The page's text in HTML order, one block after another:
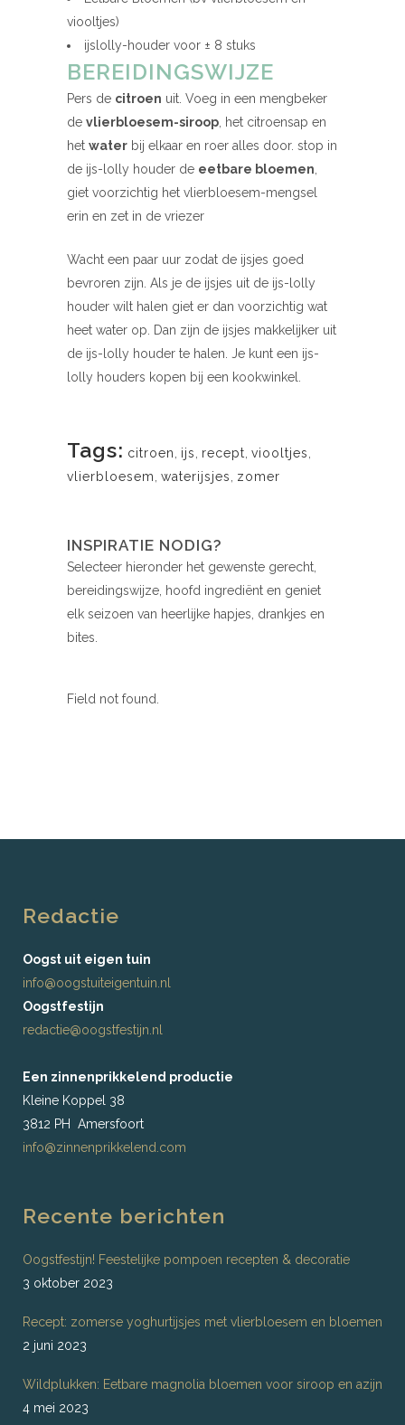
viooltjes)
ijslolly-houder voor ± 8 stuks
BEREIDINGSWIJZE
Pers de citroen uit. Voeg in een mengbeker
de vlierbloesem-siroop , het citroensap en
het water bij elkaar en roer alles door. stop in
de ijs-lolly houder de eetbare bloemen
giet voorzichtig het vlierbloesem-mengsel
erin en zet in de vriezer
Wacht een paar uur zodat de ijsjes goed
bevroren zijn. Als je de ijsjes uit de ijs-lolly
houder wilt halen giet er dan voorzichtig wat
heet water op. Dan zijn de ijsjes makkelijker uit
de ijs-lolly houder te halen. Je kunt een ijs-
lolly houders kopen bij een kookwinkel.
Tags: citroen ijs recept viooltjes
vlierbloesem waterijsjes zomer
INSPIRATIE NODIG?
Selecteer hieronder het gewenste gerecht,
bereidingswijze, hoofd ingrediënt en geniet
elk seizoen van heerlijke hapjes, drankjes en
bites.
Field not found.
Redactie
Oogst uit eigen tuin
info@oogstuiteigentuin.nl
Oogstfestijn
redactie@oogstfestijn.nl
Een zinnenprikkelend productie
Kleine Koppel 38
3812 PH Amersfoort
info@zinnenprikkelend.com
Recente berichten
Oogstfestijn! Feestelijke pompoen recepten & decoratie
3 oktober 2023
Recept: zomerse yoghurtijsjes met vlierbloesem en bloemen
2 juni 2023
Wildplukken: Eetbare magnolia bloemen voor siroop en azijn
4 mei 2023